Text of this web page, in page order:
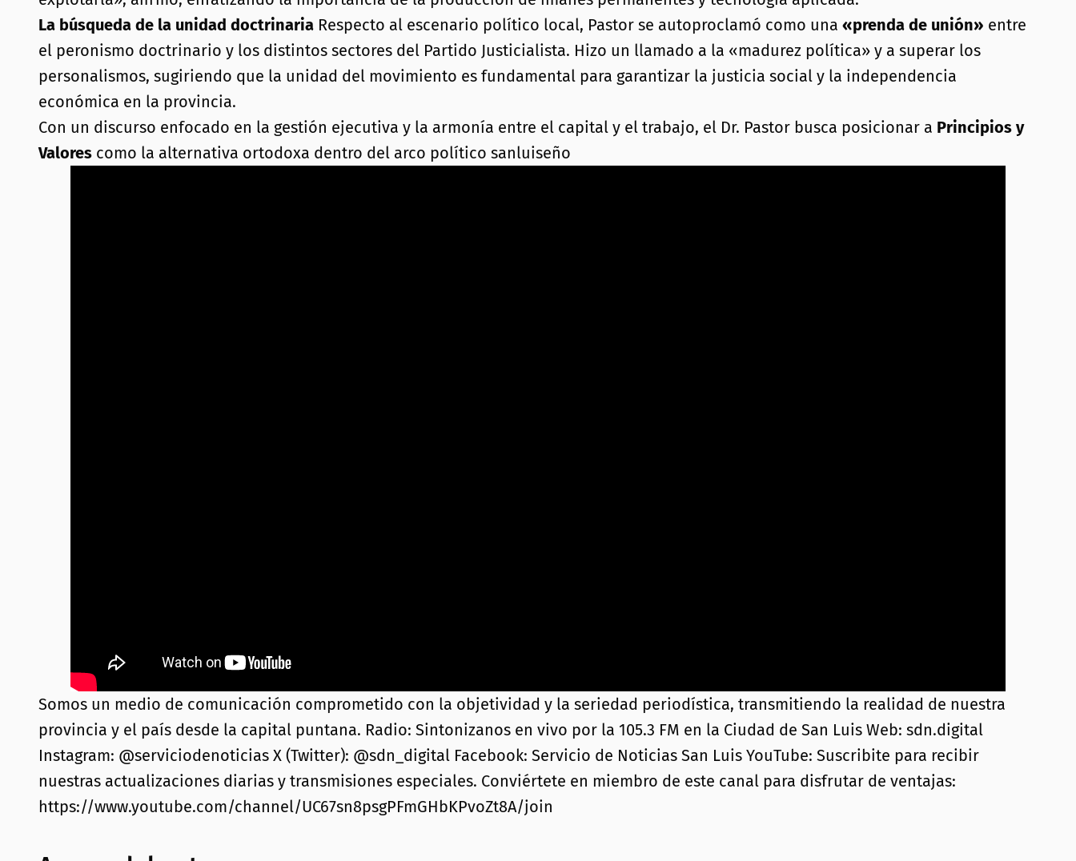
La búsqueda de la unidad doctrinaria Respecto al escenario político local, Pastor se autoproclamó como una «prenda de unión» entre
el peronismo doctrinario y los distintos sectores del Partido Justicialista. Hizo un llamado a la «madurez política» y a superar los
personalismos, sugiriendo que la unidad del movimiento es fundamental para garantizar la justicia social y la independencia
económica en la provincia.
Con un discurso enfocado en la gestión ejecutiva y la armonía entre el capital y el trabajo, el Dr. Pastor busca posicionar a Principios y
Valores como la alternativa ortodoxa dentro del arco político sanluiseño
Somos un medio de comunicación comprometido con la objetividad y la seriedad periodística, transmitiendo la realidad de nuestra
provincia y el país desde la capital puntana. Radio: Sintonizanos en vivo por la 105.3 FM en la Ciudad de San Luis Web: sdn.digital
Instagram: @serviciodenoticias X (Twitter): @sdn_digital Facebook: Servicio de Noticias San Luis YouTube: Suscribite para recibir
nuestras actualizaciones diarias y transmisiones especiales. Conviértete en miembro de este canal para disfrutar de ventajas:
https://www.youtube.com/channel/UC67sn8psgPFmGHbKPvoZt8A/join